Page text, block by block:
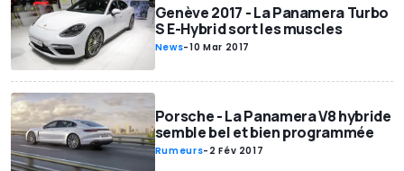
Genève 2017 - La Panamera Turbo
S E-Hybrid sort les muscles
News-10 Mar 2017
Porsche - La Panamera V8 hybride
semble bel et bien programmée
Rumeurs- 2 Fév 2017